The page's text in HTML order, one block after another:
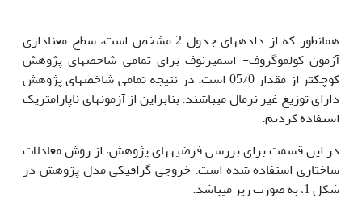
همانطور که از داده­های جدول 2 مشخص است، سطح معناداری
آزمون کولموگروف- اسمیرنوف برای‌ تمامی شاخص­های پژوهش
کوچکتر از مقدار 05/0 است. در نتیجه تمامی شاخص­های پژوهش
دارای توزیع غیر نرمال می­باشند. بنابراین از آزمون­های ناپارامتریک
استفاده کردیم.
در این قسمت برای بررسی فرضیه­های پژوهش، از روش معادلات
ساختاری استفاده شده است. خروجی گرافیکی مدل پژوهش در
شکل 1، به صورت زیر می­باشد.